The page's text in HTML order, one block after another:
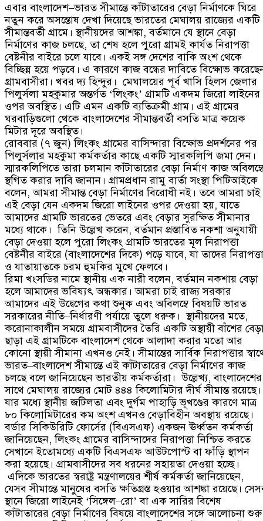
এবার বাংলাদেশ–ভারত সীমান্তে কাঁটাতারের বেড়া নির্মাণকে ঘিরে
নতুন করে অসন্তোষ দেখা দিয়েছে ভারতের মেঘালয় রাজ্যের একটি
সীমান্তবর্তী গ্রামে। স্থানীয়দের আশঙ্কা,বর্তমানে যে স্থানে বেড়া
নির্মাণের কাজ চলছে,তা শেষ হলে পুরো গ্রামই কার্যত নিরাপত্তা
বেষ্টনীর বাইরে চলে যাবে। একই সঙ্গ দেশের বাকি অংশ থেকে
বিচ্ছিন্ন হয়ে পড়বে। এ কারণে কাজ বন্ধের দাবিতে বিক্ষোভ
গ্রামবাসীরা। খবর দ্য হিন্দুর। মেঘালয়ের পূর্ব খাসি হিলস জেলার
পিলুর্সলা মহকুমার অন্তর্গত‘লিংকং’ গ্রামটি একদম জিরো লাইনের
ওপর অবস্থিত। এটি এমন একটি ব্যতিক্রমী গ্রাম। এই গ্রামের
ঘরবাড়িগুলো থেকে বাংলাদেশের সীমান্তবর্তী বসতি মাত্র কয়েক
মিটার দূরে অবস্থিত।
রোববার (৭ জুন)লিংকং গ্রামের বাসিন্দারা বিক্ষোভ প্রদর্শনের পর
পিলুর্সলার মহকুমা কর্মকর্তার কাছে একটি স্মারকলিপি জমা দেন।
স্মারকলিপিতে তারা চলমান কাঁটাতারের বেড়া নির্মাণ কাজ
স্থগিত করার দাবি জানান। গ্রামপ্রধান রামু বার্তা সংস্থা পিটিআইকে
বলেন,আমরা সীমান্ত বেড়া নির্মাণের বিরোধী নই। তবে আমরা চাই
এই বেড়া যেন একদম জিরো লাইনের ওপর দেওয়া হয়,যাতে
আমাদের গ্রামটি ভারতের ভেতরে এবং বেড়ার সুরক্ষিত সীমানার
মধ্যে থাকে। তিনি উল্লেখ করেন,বর্তমান প্রস্তাবিত নকশা অনুযায়ী
বেড়া দেওয়া হলে পুরো লিংকং গ্রামটি ভারতের মূল নিরাপত্তা
বেষ্টনীর বাইরে (বাংলাদেশের দিকে) পড়ে যাবে,যা তাদের নিরাপত্তা
ও যাতায়াতকে চরম হুমকির মুখে ফেলবে।
রিমা খংসডির নামে স্থানীয় এক নারী বলেন,বর্তমান নকশায় বেড়া
হলে আমাদের ভবিষ্যৎ অন্ধকার। আমরা চাই রাজ্য সরকার
আমাদের এই উদ্বেগের কথা শুনুক এবং অবিলম্বে বিষয়টি ভারত
সরকারের নীতি–নির্ধারণী পর্যায়ে তুলে ধরুক। স্থানীয়দের মতে,
করোনাকালীন সময়ে গ্রামবাসীদের তৈরি একটি অস্থায়ী বাঁশের
ছাড়া এই গ্রামটিকে বাংলাদেশ থেকে আলাদা করার মতো আর
কোনো স্থায়ী সীমানা এখনও নেই। সীমান্তের সার্বিক নিরাপত্তার
ভারত–বাংলাদেশ সীমান্তে এই কাঁটাতারের বেড়া নির্মাণের কাজ
চলছে বলে জানিয়েছেন ভারতীয় কর্মকর্তারা। উল্লেখ্য,বাংলাদেশের
সাথে মেঘালয় রাজ্যের মোট ৪৪৪ কিলোমিটার দীর্ঘ সীমান্ত রয়েছে।
যার মধ্যে স্থানীয় জটিলতা এবং দুর্গম পাহাড়ি ভূখণ্ডের কারণে মাত্র
৮০ কিলোমিটারের কম অংশ এখনও বেড়াবিহীন অবস্থায় রয়েছে।
বর্ডার সিকিউরিটি ফোর্সের (বিএসএফ) একজন ঊর্ধ্বতন কর্মকর্তা
জানিয়েছেন,লিংকং গ্রামের বাসিন্দাদের নিরাপত্তা নিশ্চিত করতে
সেখানে ইতোমধ্যে একটি বিএসএফ আউটপোস্ট বা ফাঁড়ি স্থাপন
করা হয়েছে। গ্রামবাসীদের সব ধরনের সহায়তা দেওয়া হচ্ছে।
এদিকে ভারতের স্বরাষ্ট্র মন্ত্রণালয়ের শীর্ষ কর্মকর্তা জানিয়েছেন,
যেসব সীমান্তে মানুষের বসতি ক্ষতিগ্রস্ত হওয়ার আশঙ্কা রয়েছে।
স্থানে জিরো লাইনেই‘সিঙ্গেল–রো’বা এক সারির বিশেষ
কাঁটাতারের বেড়া নির্মাণের বিষয়ে বাংলাদেশের সঙ্গে আলোচনা শুরু